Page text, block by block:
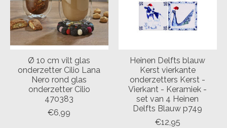
Ø 10 cm vilt glas
onderzetter Cilio Lana
Nero rond glas
onderzetter Cilio
470383
€6,99
Heinen Delfts blauw
Kerst vierkante
onderzetters Kerst -
Vierkant - Keramiek -
set van 4 Heinen
Delfts Blauw p749
€12,95